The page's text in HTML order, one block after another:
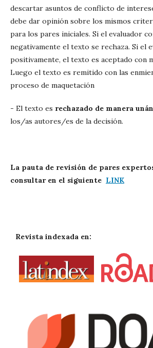
descartar asuntos de conflicto de
debe dar opinión sobre los mismos
para los pares iniciales. Si el evaluador
negativamente el texto se rechaza. Si el
positivamente, el texto es aceptado con
Luego el texto es remitido con las
proceso de maquetación
- El texto es rechazado de manera
los/as autores/es de la decisión.
La pauta de revisión de pares
consultar en el siguiente LINK
Revista indexada en: